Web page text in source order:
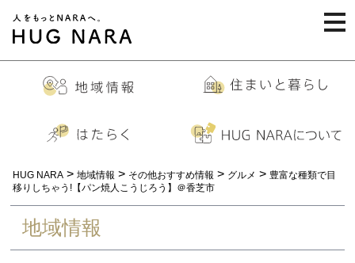
HUG NARA > 地域情報 > その他おすすめ情報 > グルメ > 豊富な種類で目
移りしちゃう!【パン焼人こうじろう】＠香芝市
地域情報